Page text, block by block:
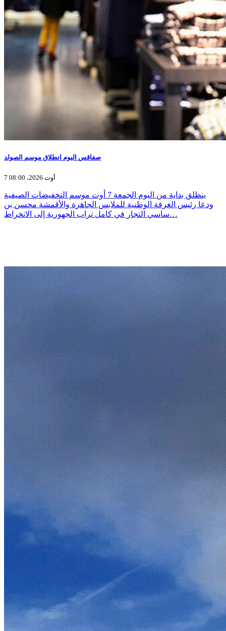
صفاقس اليوم انطلاق موسم الصولد
7 أوت 2026، 08:00
ينطلق بداية من اليوم الجمعة 7 أوت موسم التخفيضات الصيفية
ودعا رئيس الغرفة الوطنية للملابس الجاهزة والأقمشة محسن بن
ساسي التجار في كامل تراب الجهورية إلى الانخراط…